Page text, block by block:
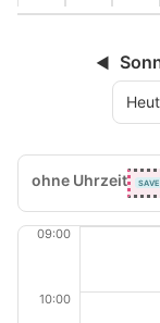
◀
ohne Uhrzeit
09:00
10:00